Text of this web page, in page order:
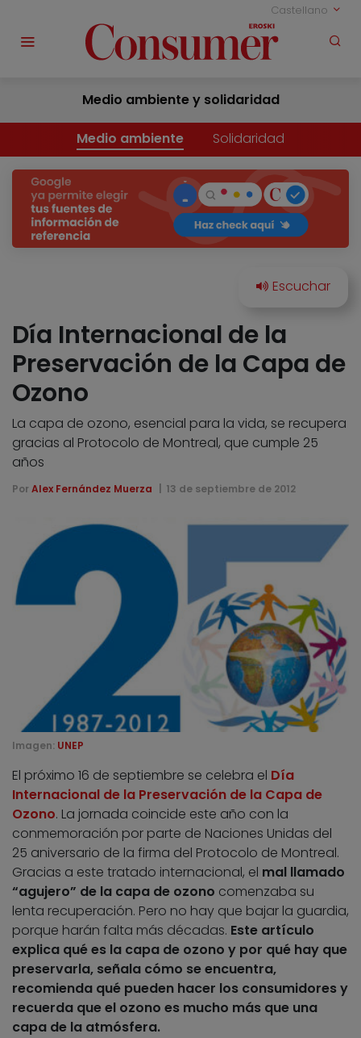
Castellano
Medio ambiente y solidaridad
Medio ambiente Solidaridad
Día Internacional de la
Preservación de la Capa de
Ozono
La capa de ozono, esencial para la vida, se recupera
gracias al Protocolo de Montreal, que cumple 25
años
Por Alex Fernández Muerza 13 de septiembre de 2012
Imagen: UNEP
El próximo 16 de septiembre se celebra el Día
Internacional de la Preservación de la Capa de
Ozono. La jornada coincide este año con la
conmemoración por parte de Naciones Unidas del
25 aniversario de la firma del Protocolo de Montreal.
Gracias a este tratado internacional, el mal llamado
“agujero” de la capa de ozono comenzaba su
lenta recuperación. Pero no hay que bajar la guardia,
porque harán falta más décadas. Este artículo
explica qué es la capa de ozono y por qué hay que
preservarla, señala cómo se encuentra,
recomienda qué pueden hacer los consumidores y
recuerda que el ozono es mucho más que una
capa de la atmósfera.